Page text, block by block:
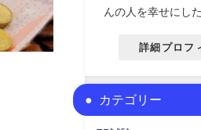
んの人を幸せにし
詳細プロフ
カテゴリー